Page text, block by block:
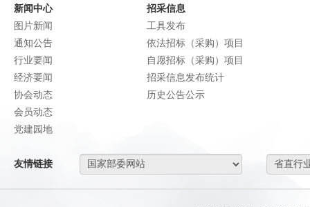
新闻中心
图片新闻
通知公告
行业要闻
经济要闻
协会动态
会员动态
党建园地
招采信息
工具发布
依法招标（采购）项目
自愿招标（采购）项目
招采信息发布统计
历史公告公示
友情链接